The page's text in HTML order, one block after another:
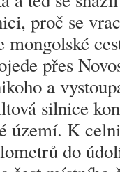
proč se
mongolské
přes
a
silnice
území. K
do